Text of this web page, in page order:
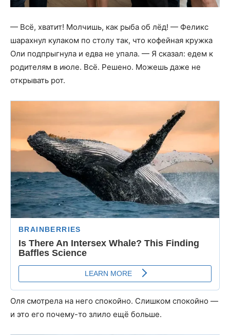
— Всё, хватит! Молчишь, как рыба об лёд! — Феликс
шарахнул кулаком по столу так, что кофейная кружка
Оли подпрыгнула и едва не упала. — Я сказал: едем к
родителям в июле. Всё. Решено. Можешь даже не
открывать рот.
Оля смотрела на него спокойно. Слишком спокойно —
и это его почему-то злило ещё больше.